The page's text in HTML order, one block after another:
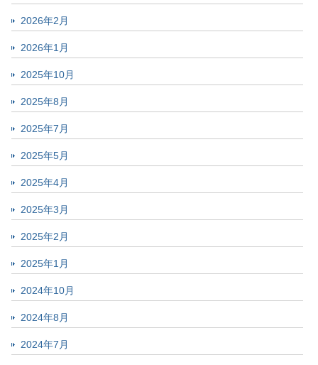
2026年2月
2026年1月
2025年10月
2025年8月
2025年7月
2025年5月
2025年4月
2025年3月
2025年2月
2025年1月
2024年10月
2024年8月
2024年7月